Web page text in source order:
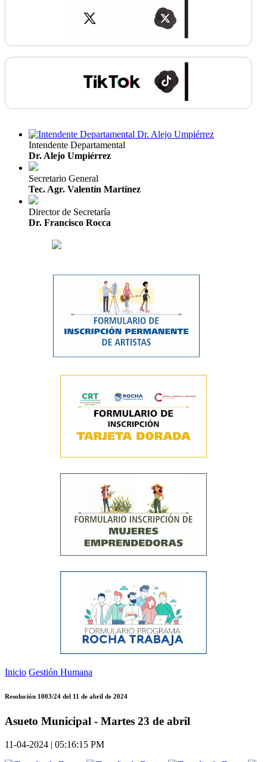
Intendente Departamental
Dr. Alejo Umpiérrez
Secretario General
Tec. Agr. Valentín Martínez
Director de Secretaría
Dr. Francisco Rocca
Inicio Gestión Humana
Resolución 1003/24 del 11 de abril de 2024
Asueto Municipal - Martes 23 de abril
11-04-2024 | 05:16:15 PM